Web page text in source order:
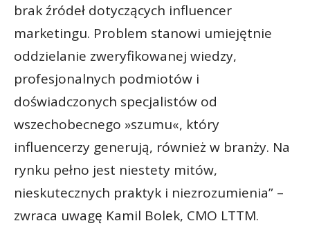
brak źródeł dotyczących influencer
marketingu. Problem stanowi umiejętnie
oddzielanie zweryfikowanej wiedzy,
profesjonalnych podmiotów i
doświadczonych specjalistów od
wszechobecnego »szumu«, który
influencerzy generują, również w branży. Na
rynku pełno jest niestety mitów,
nieskutecznych praktyk i niezrozumienia” –
zwraca uwagę Kamil Bolek, CMO LTTM.